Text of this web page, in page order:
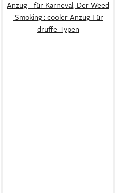
Anzug - für Karneval, Der Weed
'Smoking': cooler Anzug Für
druffe Typen